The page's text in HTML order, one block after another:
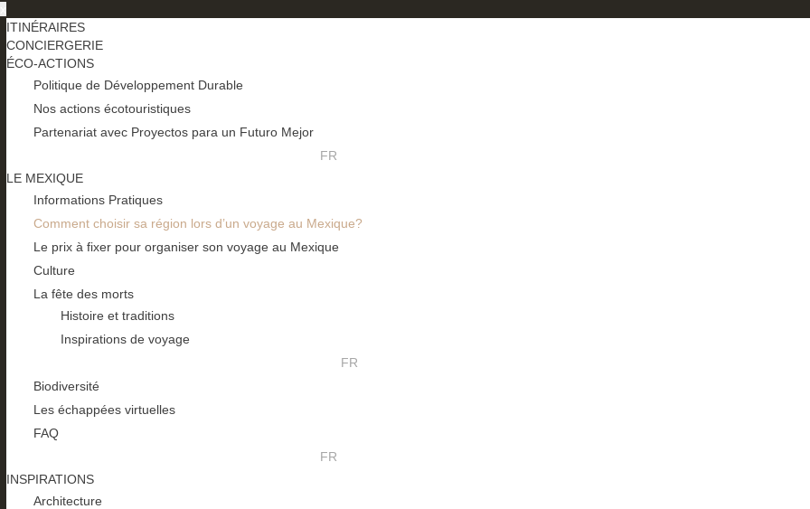
ITINÉRAIRES
CONCIERGERIE
ÉCO-ACTIONS
Politique de Développement Durable
Nos actions écotouristiques
Partenariat avec Proyectos para un Futuro Mejor
FR
LE MEXIQUE
Informations Pratiques
Comment choisir sa région lors d’un voyage au Mexique?
Le prix à fixer pour organiser son voyage au Mexique
Culture
La fête des morts
Histoire et traditions
Inspirations de voyage
FR
Biodiversité
Les échappées virtuelles
FAQ
FR
INSPIRATIONS
Architecture